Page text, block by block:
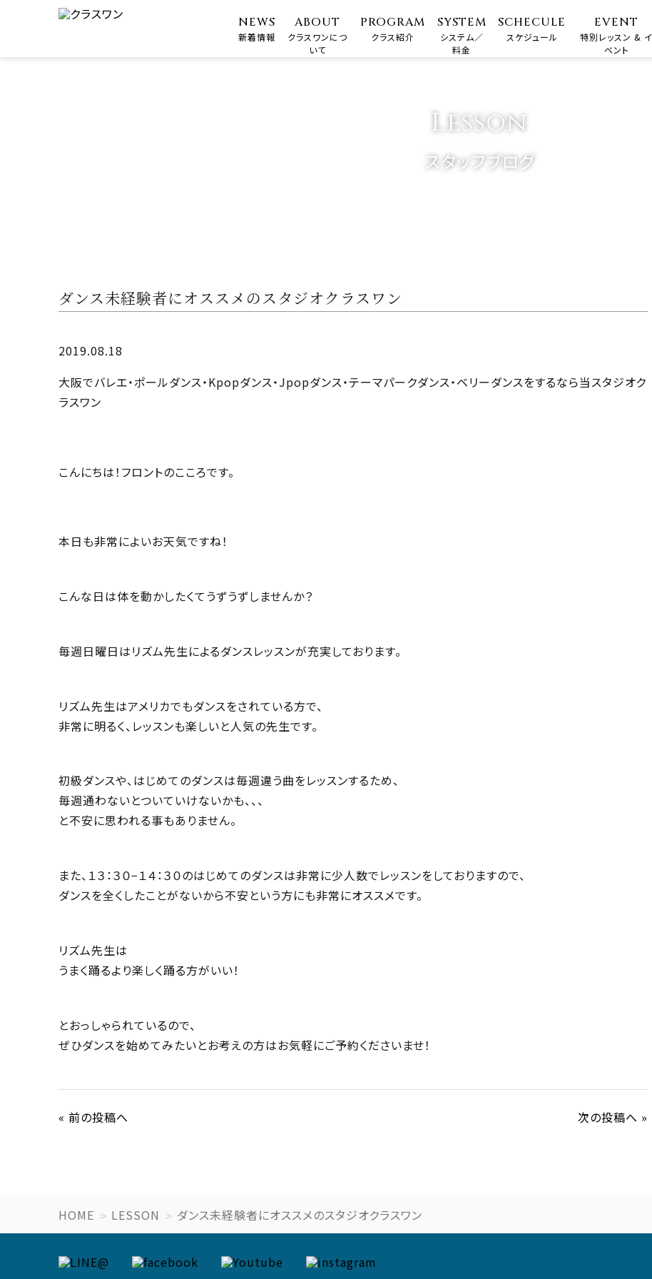
NEWS
新着情報
ABOUT
クラスワンにつ
いて
PROGRAM
クラス紹介
SYSTEM
システム／
料金
SCHECULE
スケジュール
EVENT
特別レッスン & イ
ベント
Lesson
スタッフブログ
ダンス未経験者にオススメのスタジオクラスワン
2019.08.18
大阪でバレエ・ポールダンス・Kpopダンス・Jpopダンス・テーマパークダンス・ベリーダンスをするなら当スタジオク
ラスワン
こんにちは！フロントのこころです。
本日も非常によいお天気ですね！
こんな日は体を動かしたくてうずうずしませんか？
毎週日曜日はリズム先生によるダンスレッスンが充実しております。
リズム先生はアメリカでもダンスをされている方で、
非常に明るく、レッスンも楽しいと人気の先生です。
初級ダンスや、はじめてのダンスは毎週違う曲をレッスンするため、
毎週通わないとついていけないかも、、、
と不安に思われる事もありません。
また、１３：３０−１４：３０のはじめてのダンスは非常に少人数でレッスンをしておりますので、
ダンスを全くしたことがないから不安という方にも非常にオススメです。
リズム先生は
うまく踊るより楽しく踊る方がいい！
とおっしゃられているので、
ぜひダンスを始めてみたいとお考えの方はお気軽にご予約くださいませ！
« 前の投稿へ 次の投稿へ »
HOME LESSON ダンス未経験者にオススメのスタジオクラスワン